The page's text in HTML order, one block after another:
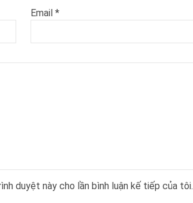
Email *
duyệt này cho lần bình luận kế tiếp của tôi.